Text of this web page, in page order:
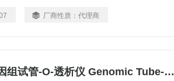
厂商性质：代理商
786-142-45MC基因组试管-O-透析仪 Genomic Tube-O-DIALYZER™